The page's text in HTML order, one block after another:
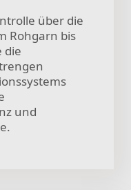
über die
Rohgarn bis
die
und